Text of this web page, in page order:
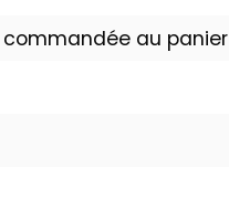
au panier